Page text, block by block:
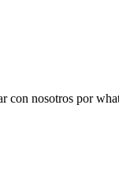
con nosotros por